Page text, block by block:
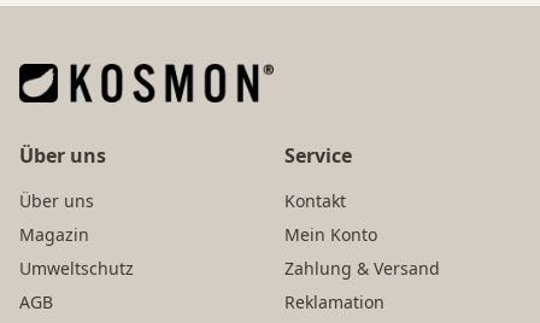
Über uns
Über uns
Magazin
Umweltschutz
AGB
Service
Kontakt
Mein Konto
Zahlung & Versand
Reklamation